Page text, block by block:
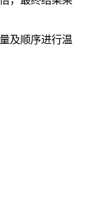
及顺序进行温